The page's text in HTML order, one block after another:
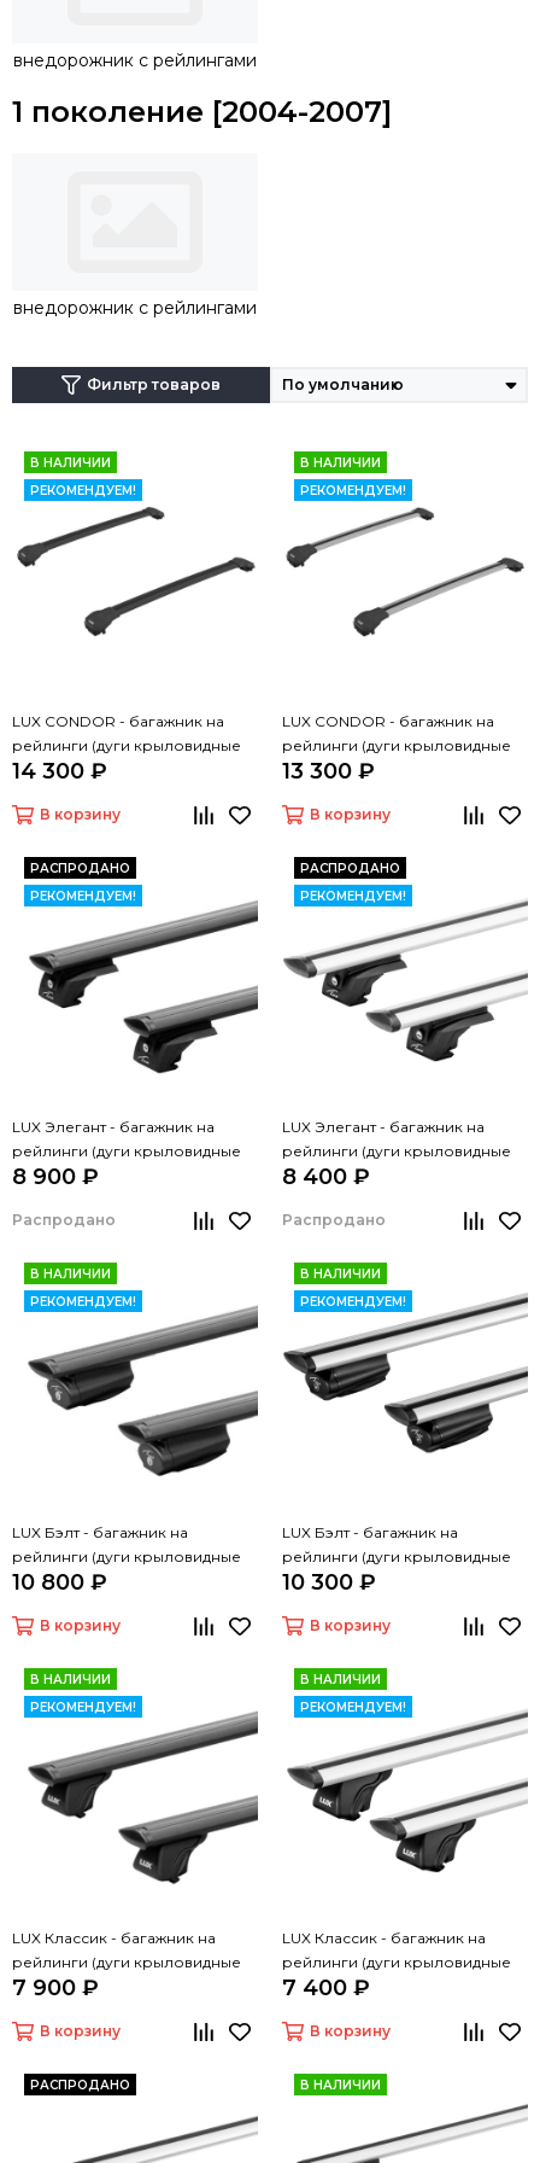
внедорожник с рейлингами
1 поколение [2004-2007]
внедорожник с рейлингами
Фильтр товаров
В НАЛИЧИИ
РЕКОМЕНДУЕМ!
LUX CONDOR - багажник на
рейлинги (дуги крыловидные
черные 110 см)
14 300 ₽
В корзину
В НАЛИЧИИ
РЕКОМЕНДУЕМ!
LUX CONDOR - багажник на
рейлинги (дуги крыловидные
серые 110 см)
13 300 ₽
В корзину
РАСПРОДАНО
РЕКОМЕНДУЕМ!
LUX Элегант - багажник на
рейлинги (дуги крыловидные
черные, 1,3м)
8 900 ₽
Распродано
РАСПРОДАНО
РЕКОМЕНДУЕМ!
LUX Элегант - багажник на
рейлинги (дуги крыловидные
серые, 1,3м)
8 400 ₽
Распродано
В НАЛИЧИИ
РЕКОМЕНДУЕМ!
LUX Бэлт - багажник на
рейлинги (дуги крыловидные
черные, 1,3м)
10 800 ₽
В корзину
В НАЛИЧИИ
РЕКОМЕНДУЕМ!
LUX Бэлт - багажник на
рейлинги (дуги крыловидные
серые, 1,3м)
10 300 ₽
В корзину
В НАЛИЧИИ
РЕКОМЕНДУЕМ!
LUX Классик - багажник на
рейлинги (дуги крыловидные
черные, 1,3м)
7 900 ₽
В корзину
В НАЛИЧИИ
РЕКОМЕНДУЕМ!
LUX Классик - багажник на
рейлинги (дуги крыловидные
серые, 1,3м)
7 400 ₽
В корзину
РАСПРОДАНО В НАЛИЧИИ